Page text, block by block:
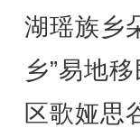
湖瑶族乡
乡”易地
区歌娅思